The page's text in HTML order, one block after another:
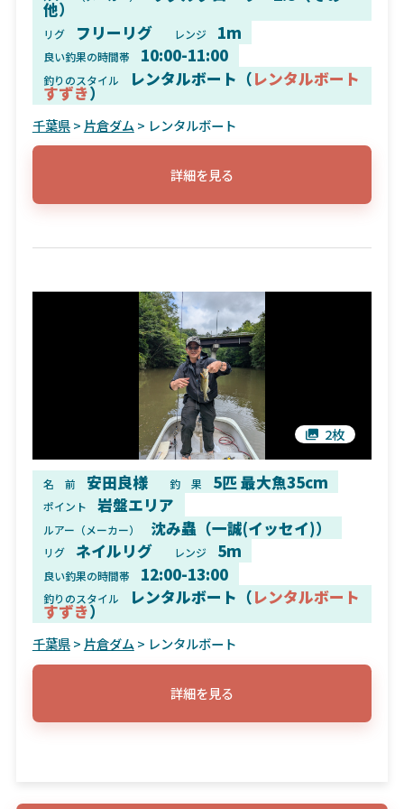
他）
リグ フリーリグ レンジ 1m
良い釣果の時間帯 10:00-11:00
釣りのスタイル レンタルボート（レンタルボート
すずき）
千葉県> 片倉ダム > レンタルボート
詳細を見る
2枚
名 前 安田良様 釣 果 5匹 最大魚35cm
ポイント 岩盤エリア
ルアー（メーカー） 沈み蟲（一誠(イッセイ)）
リグ ネイルリグ レンジ 5m
良い釣果の時間帯 12:00-13:00
釣りのスタイル レンタルボート（レンタルボート
すずき）
千葉県> 片倉ダム > レンタルボート
詳細を見る